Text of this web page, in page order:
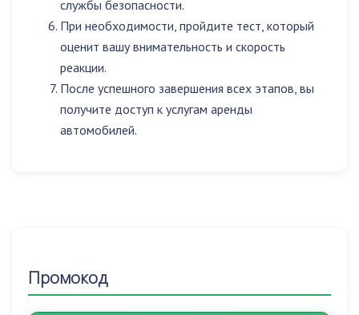
службы безопасности.
При необходимости, пройдите тест, который
оценит вашу внимательность и скорость
реакции.
После успешного завершения всех этапов, вы
получите доступ к услугам аренды
автомобилей.
Промокод